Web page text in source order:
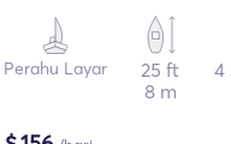
Perahu Layar
25 ft
8 m
4